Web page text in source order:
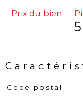
Prix du bien
5
Caractéristiques Valeurs
Code postal